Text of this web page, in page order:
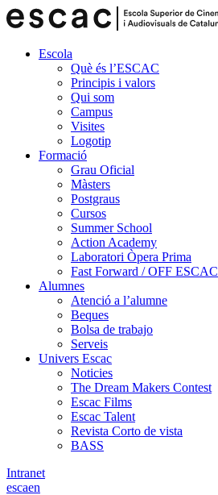
Escola
Què és l’ESCAC
Principis i valors
Qui som
Campus
Visites
Logotip
Formació
Grau Oficial
Màsters
Postgraus
Cursos
Summer School
Action Academy
Laboratori Òpera Prima
Fast Forward / OFF ESCAC
Alumnes
Atenció a l’alumne
Beques
Bolsa de trabajo
Serveis
Univers Escac
Noticies
The Dream Makers Contest
Escac Films
Escac Talent
Revista Corto de vista
BASS
Intranet
escaen